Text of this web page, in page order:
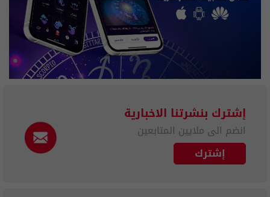
إشترك بنشرتنا الاخبارية
انضم الى ملايين المتابعين
إشترك